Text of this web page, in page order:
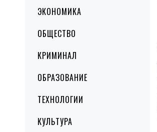
ЭКОНОМИКА
ОБЩЕСТВО
КРИМИНАЛ
ОБРАЗОВАНИЕ
ТЕХНОЛОГИИ
КУЛЬТУРА